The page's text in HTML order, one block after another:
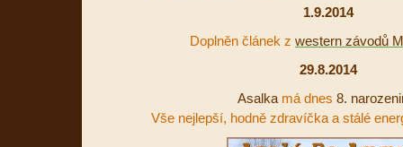
1.9.2014
Doplněn článek z western závodů
29.8.2014
Asalka má dnes 8.
Vše nejlepší, hodně zdravíčka a stálé